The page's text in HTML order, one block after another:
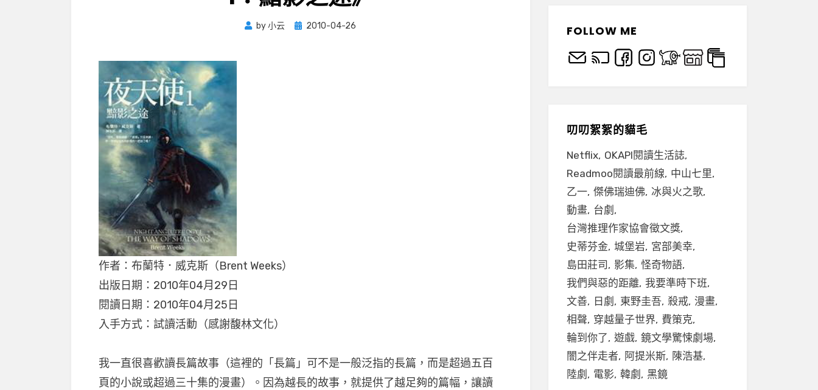
by小云
Posted
2010-04-26
作者：布蘭特．威克斯（Brent Weeks）
出版日期：2010年04月29日
閱讀日期：2010年04月25日
入手方式：試讀活動（感謝馥林文化）
我一直很喜歡讀長篇故事（這裡的「長篇」可不是一般泛指的長篇，而是超過五百
頁的小說或超過三十集的漫畫）。因為越長的故事，就提供了越足夠的篇幅，讓讀
FOLLOW ME
叨叨絮絮的貓毛
Netflix OKAPI閱讀生活誌
Readmoo閱讀最前線 中山七里
乙一 傑佛瑞迪佛 冰與火之歌
動畫 台劇
台灣推理作家協會徵文獎
史蒂芬金 城堡岩 宮部美幸
島田莊司
影集 怪奇物語
我們與惡的距離 我要準時下班
文善
日劇 東野圭吾 殺戒 漫畫
相聲 穿越量子世界 費策克
輪到你了 遊戲 鏡文學驚悚劇場
闇之伴走者
阿提米斯
陳浩基
陸劇
電影 韓劇 黑鏡